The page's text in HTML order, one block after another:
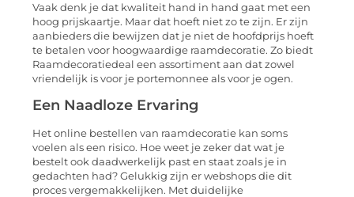
Vaak denk je dat kwaliteit hand in hand gaat met een
hoog prijskaartje. Maar dat hoeft niet zo te zijn. Er zijn
aanbieders die bewijzen dat je niet de hoofdprijs hoeft
te betalen voor hoogwaardige raamdecoratie. Zo biedt
Raamdecoratiedeal een assortiment aan dat zowel
vriendelijk is voor je portemonnee als voor je ogen.
Een Naadloze Ervaring
Het online bestellen van raamdecoratie kan soms
voelen als een risico. Hoe weet je zeker dat wat je
bestelt ook daadwerkelijk past en staat zoals je in
gedachten had? Gelukkig zijn er webshops die dit
proces vergemakkelijken. Met duidelijke